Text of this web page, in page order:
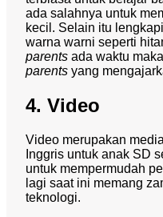
ada salahnya untuk
kecil. Selain itu
warna warni seperti
parents ada waktu
parents yang
4. Video
Video merupakan
Inggris untuk anak SD
untuk mempermudah
lagi saat ini memang
teknologi.